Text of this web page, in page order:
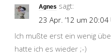
Agnes sagt:
23 Apr. ’12 um 20:04
Ich mußte erst ein wenig
hatte ich es wieder ;-)